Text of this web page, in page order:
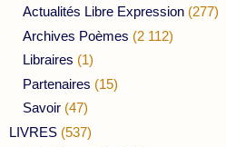
Actualités Libre Expression (277)
Archives Poèmes (2 112)
Libraires (1)
Partenaires (15)
Savoir (47)
LIVRES (537)